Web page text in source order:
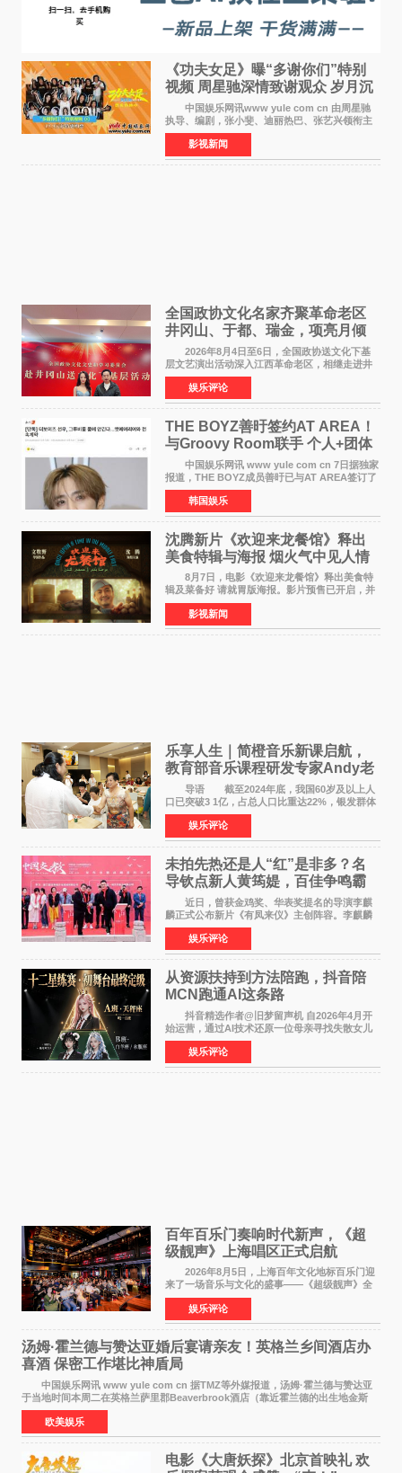
《功夫女足》曝“多谢你们”特别
视频 周星驰深情致谢观众 岁月沉
淀不灭初心
中国娱乐网讯www yule com cn 由周星驰
执导、编剧，张小斐、迪丽热巴、张艺兴领衔主
演，刘嘉玲、佐藤健特别出演，艾米、雪野、蔡
思贝、胡予安、倪好特别介绍的喜剧电影《功夫
女足》释出多谢你
影视新闻
全国政协文化名家齐聚革命老区
井冈山、于都、瑞金，项亮月倾
情献唱《桃花谣》致敬红色沃土
2026年8月4日至6日，全国政协送文化下基
层文艺演出活动深入江西革命老区，相继走进井
冈山、于都长征出发地、瑞金三地。由全国政协
文化文史和学习委员会副主任、甘肃省政协原主
席欧阳坚率团，一
娱乐评论
THE BOYZ善旴签约AT AREA！
与Groovy Room联手 个人+团体
活动并行
中国娱乐网讯 www yule com cn 7日据独家
报道，THE BOYZ成员善旴已与AT AREA签订了
专属合约。AT AREA是由知名制作人组合
Groovy Room创立的hip-hop厂牌，旗下拥有多
位实力派音乐人，在韩
韩国娱乐
沈腾新片《欢迎来龙餐馆》释出
美食特辑与海报 烟火气中见人情
温暖
8月7日，电影《欢迎来龙餐馆》释出美食特
辑及菜备好 请就胃版海报。影片预售已开启，并
将于8月8日至10日14:00-21:00举行全国超前点
映。电影《欢迎来龙餐馆》作为战争美食喜剧大
片，讲述了中国
影视新闻
乐享人生｜简橙音乐新课启航，
教育部音乐课程研发专家Andy老
师重磅入驻领航银龄琴声
导语 截至2024年底，我国60岁及以上人
口已突破3 1亿，占总人口比重达22%，银发群体
的精神文化需求日益凸显。2024年1月，国务院办
公厅印发《关于发展银发经济增进老年人福祉的
意见》——这是
娱乐评论
未拍先热还是人“红”是非多？名
导钦点新人黄筠媞，百佳争鸣霸
气回应
近日，曾获金鸡奖、华表奖提名的导演李麒
麟正式公布新片《有凤来仪》主创阵容。李麒麟
早年凭电影《华容道》获得金鸡奖、华表奖提
名，此后长期参与国内外电影制作，其担任制片
人参与的作品亦曾
娱乐评论
从资源扶持到方法陪跑，抖音陪
MCN跑通AI这条路
抖音精选作者@旧梦留声机 自2026年4月开
始运营，通过AI技术还原一位母亲寻找失散女儿
的故事，凭借强情感表达获得大量用户关注，发
布仅21小时便获得超1亿曝光、超1000万互动。
此后，账号持续沿
娱乐评论
百年百乐门奏响时代新声，《超
级靓声》上海唱区正式启航
2026年8月5日，上海百年文化地标百乐门迎
来了一场音乐与文化的盛事——《超级靓声》全
国励志音乐公益节目上海唱区新闻发布会暨启动
仪式在此隆重举行。各界领导、嘉宾与媒体朋友
齐聚一堂，共同
娱乐评论
汤姆·霍兰德与赞达亚婚后宴请亲友！英格兰乡间酒店办
喜酒 保密工作堪比神盾局
中国娱乐网讯 www yule com cn 据TMZ等外媒报道，汤姆·霍兰德与赞达亚
于当地时间本周二在英格兰萨里郡Beaverbrook酒店（靠近霍兰德的出生地金斯
顿）举办婚宴，邀请家人与朋友们喝喜酒，庆祝
欧美娱乐
电影《大唐妖探》北京首映礼 欢